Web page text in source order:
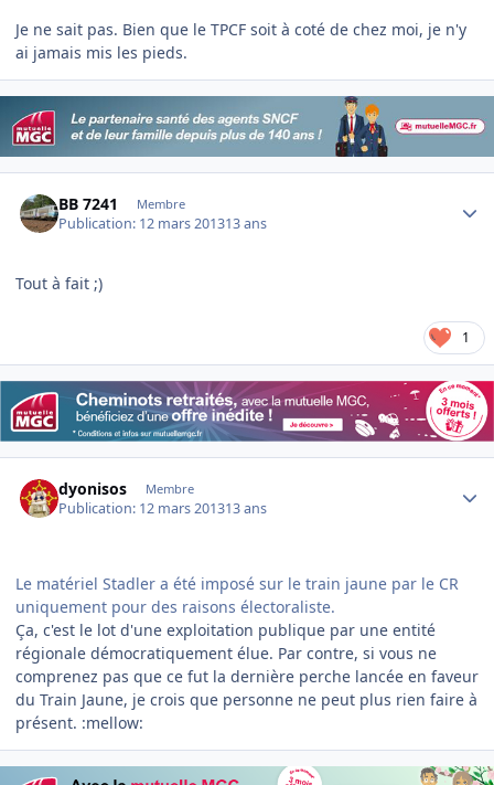
Je ne sait pas. Bien que le TPCF soit à coté de chez moi, je n'y
ai jamais mis les pieds.
BB 7241 Membre
Publication: 12 mars 201313 ans
Tout à fait ;)
1
dyonisos Membre
Publication: 12 mars 201313 ans
Le matériel Stadler a été imposé sur le train jaune par le CR
uniquement pour des raisons électoraliste.
Ça, c'est le lot d'une exploitation publique par une entité
régionale démocratiquement élue. Par contre, si vous ne
comprenez pas que ce fut la dernière perche lancée en faveur
du Train Jaune, je crois que personne ne peut plus rien faire à
présent. :mellow: